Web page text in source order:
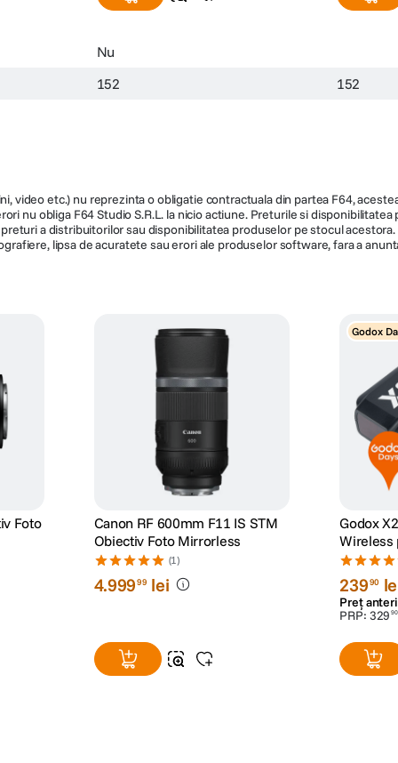
Nu
152
152
video etc.) nu reprezinta o obligatie contractuala din partea F64,
nu obliga F64 Studio S.R.L. la nicio actiune. Preturile si
a distribuitorilor sau disponibilitatea produselor pe stocul
lipsa de acuratete sau erori ale produselor software, fara a
Foto
Canon RF 600mm F11 IS STM
Obiectiv Foto Mirrorless
(1)
4.99999 lei
Godox
Godox
23990
Preț
PRP: 329 90